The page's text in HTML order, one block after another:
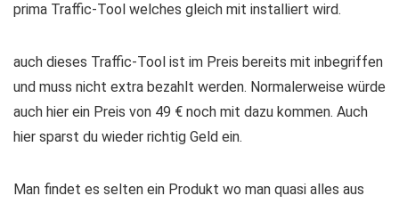
prima Traffic-Tool welches gleich mit installiert wird.
auch dieses Traffic-Tool ist im Preis bereits mit inbegriffen
und muss nicht extra bezahlt werden. Normalerweise würde
auch hier ein Preis von 49 € noch mit dazu kommen. Auch
hier sparst du wieder richtig Geld ein.
Man findet es selten ein Produkt wo man quasi alles aus